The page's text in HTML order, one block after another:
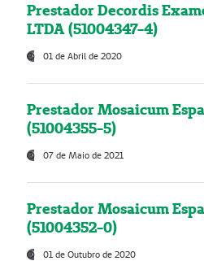
Prestador Decordis
LTDA (51004347-4)
01 de Abril de 2020
Prestador Mosaicum
(51004355-5)
07 de Maio de 2021
Prestador Mosaicum
(51004352-0)
01 de Outubro de 2020